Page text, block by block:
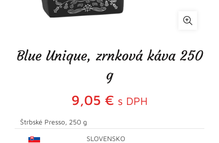
Blue Unique, zrnková káva 250
g
9,05 € s DPH
Štrbské Presso, 250 g
SLOVENSKO